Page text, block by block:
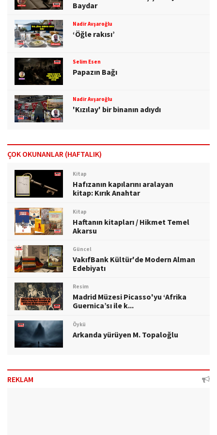
Baydar
Nadir Avşaroğlu
‘Öğle rakısı’
Selim Esen
Papazın Bağı
Nadir Avşaroğlu
'Kızılay' bir binanın adıydı
ÇOK OKUNANLAR (HAFTALIK)
Kitap
Hafızanın kapılarını aralayan
kitap: Kırık Anahtar
Kitap
Haftanın kitapları / Hikmet Temel
Akarsu
Güncel
VakıfBank Kültür'de Modern Alman
Edebiyatı
Resim
Madrid Müzesi Picasso'yu ‘Afrika
Guernica’sı ile k...
Öykü
Arkanda yürüyen M. Topaloğlu
REKLAM